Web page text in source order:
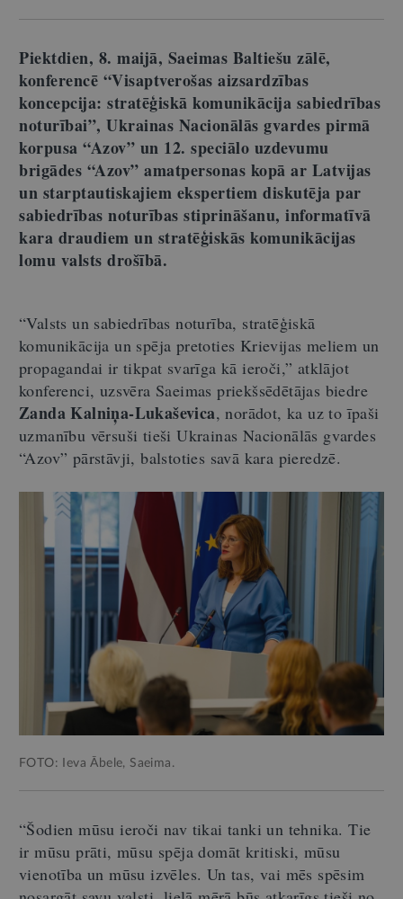
Piektdien, 8. maijā, Saeimas Baltiešu zālē,
konferencē “Visaptverošas aizsardzības
koncepcija: stratēģiskā komunikācija sabiedrības
noturībai”, Ukrainas Nacionālās gvardes pirmā
korpusa “Azov” un 12. speciālo uzdevumu
brigādes “Azov” amatpersonas kopā ar Latvijas
un starptautiskajiem ekspertiem diskutēja par
sabiedrības noturības stiprināšanu, informatīvā
kara draudiem un stratēģiskās komunikācijas
lomu valsts drošībā.
“Valsts un sabiedrības noturība, stratēģiskā
komunikācija un spēja pretoties Krievijas meliem un
propagandai ir tikpat svarīga kā ieroči,” atklājot
konferenci, uzsvēra Saeimas priekšsēdētājas biedre
Zanda Kalniņa-Lukaševica, norādot, ka uz to īpaši
uzmanību vērsuši tieši Ukrainas Nacionālās gvardes
“Azov” pārstāvji, balstoties savā kara pieredzē.
FOTO: Ieva Ābele, Saeima.
“Šodien mūsu ieroči nav tikai tanki un tehnika. Tie
ir mūsu prāti, mūsu spēja domāt kritiski, mūsu
vienotība un mūsu izvēles. Un tas, vai mēs spēsim